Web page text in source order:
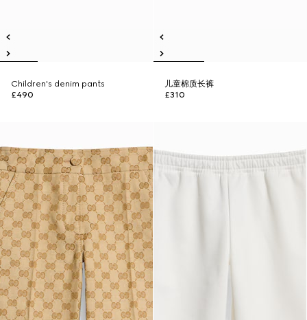
Children's denim pants
£490
儿童棉质长裤
£310